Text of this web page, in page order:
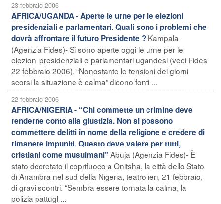
23 febbraio 2006
AFRICA/UGANDA - Aperte le urne per le elezioni
presidenziali e parlamentari. Quali sono i problemi che
dovrà affrontare il futuro Presidente ? Kampala
(Agenzia Fides)- Si sono aperte oggi le urne per le
elezioni presidenziali e parlamentari ugandesi (vedi Fides
22 febbraio 2006). “Nonostante le tensioni dei giorni
scorsi la situazione è calma” dicono fonti ...
22 febbraio 2006
AFRICA/NIGERIA - “Chi commette un crimine deve
renderne conto alla giustizia. Non si possono
commettere delitti in nome della religione e credere di
rimanere impuniti. Questo deve valere per tutti,
cristiani come musulmani” Abuja (Agenzia Fides)- È
stato decretato il coprifuoco a Onitsha, la città dello Stato
di Anambra nel sud della Nigeria, teatro ieri, 21 febbraio,
di gravi scontri. “Sembra essere tornata la calma, la
polizia pattugl ...